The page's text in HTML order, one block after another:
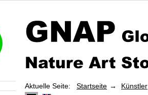
Aktuelle Seite: Startseite Künstler